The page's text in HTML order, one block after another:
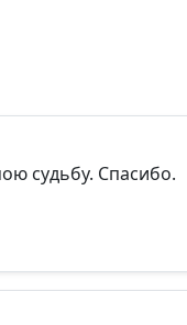
судьбу. Спасибо.